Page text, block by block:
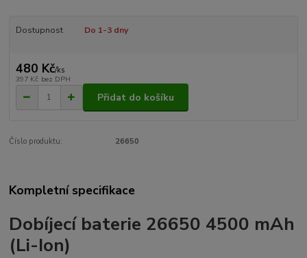
Dostupnost Do 1-3 dny
480 Kč/ks
397 Kč bez DPH
Přidat do košíku
Číslo produktu: 26650
Kompletní specifikace
Dobíjecí baterie 26650 4500 mAh
(Li-Ion)